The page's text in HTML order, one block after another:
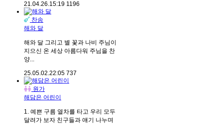
21.04.26.15:19 1196
찬송
해와 달
해와 달 그리고 별 꽃과 나비 주님이
지으신 온 세상 아름다워 주님을 찬
양...
25.05.02.22:05 737
원가
해담은 어린이
1. 예쁜 구름 열차를 타고 우리 모두
달려가 보자 친구들과 얘기 나누며